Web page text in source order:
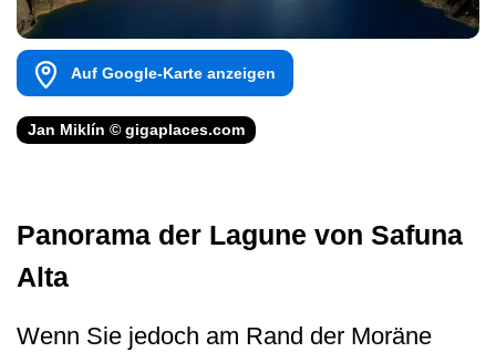
Auf Google-Karte anzeigen
Jan Miklín © gigaplaces.com
Panorama der Lagune von Safuna
Alta
Wenn Sie jedoch am Rand der Moräne